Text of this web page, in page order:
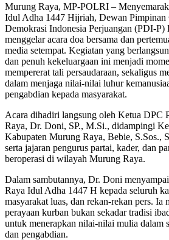
Murung Raya, MP-POLRI –
Idul Adha 1447 Hijriah, Dewan Pimpinan
Demokrasi Indonesia Perjuangan (PDI-
menggelar acara doa bersama dan
media setempat. Kegiatan yang
dan penuh kekeluargaan ini menjadi
mempererat tali persaudaraan, sekaligus
dalam menjaga nilai-nilai luhur
pengabdian kepada masyarakat.
Acara dihadiri langsung oleh Ketua DPC
Raya, Dr. Doni, SP., M.Si., didampingi
Kabupaten Murung Raya, Bebie, S.Sos.,
serta jajaran pengurus partai, kader, dan
beroperasi di wilayah Murung Raya.
Dalam sambutannya, Dr. Doni
Raya Idul Adha 1447 H kepada seluruh
masyarakat luas, dan rekan-rekan pers. Ia
perayaan kurban bukan sekadar tradisi
untuk menerapkan nilai-nilai mulia dalam
dan pengabdian.